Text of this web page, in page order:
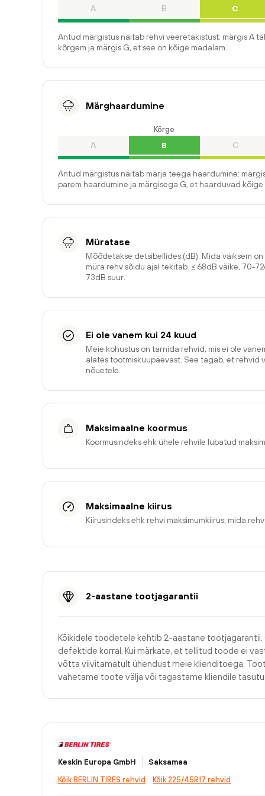
A B C
Antud märgistus näitab rehvi veeretakistust: märgis A
kõrgem ja märgis G, et see on kõige madalam.
Märghaardumine
A
Kõrge
B C
Antud märgistus näitab märja teega haardumine:
parem haardumine ja märgisega G, et haarduvad kõige
Müratase
Mõõdetakse detsibellides (dB). Mida väiksem
müra rehv sõidu ajal tekitab. ≤ 68dB väike, 70-
73dB suur.
Ei ole vanem kui 24 kuud
Meie kohustus on tarnida rehvid, mis ei ole
alates tootmiskuupäevast. See tagab, et rehvid
nõuetele.
Maksimaalne koormus
Koormusindeks ehk ühele rehvile lubatud
Maksimaalne kiirus
Kiirusindeks ehk rehvi maksimumkiirus, mida
2-aastane tootjagarantii
Kõikidele toodetele kehtib 2-aastane
defektide korral. Kui märkate, et tellitud toode ei
võtta viivitamatult ühendust meie klienditoega.
vahetame toote välja või tagastame kliendile
Keskin Europa GmbH
Saksamaa
Kõik BERLIN TIRES rehvid
Kõik 225/45R17 rehvid